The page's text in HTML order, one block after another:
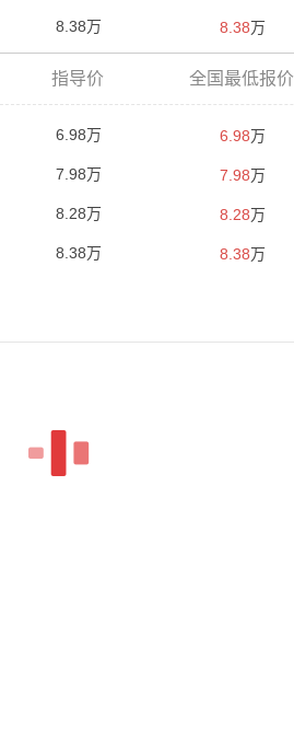
8.38万 8.38万
指导价 全国最低报价
6.98万 6.98万
7.98万 7.98万
8.28万 8.28万
8.38万 8.38万